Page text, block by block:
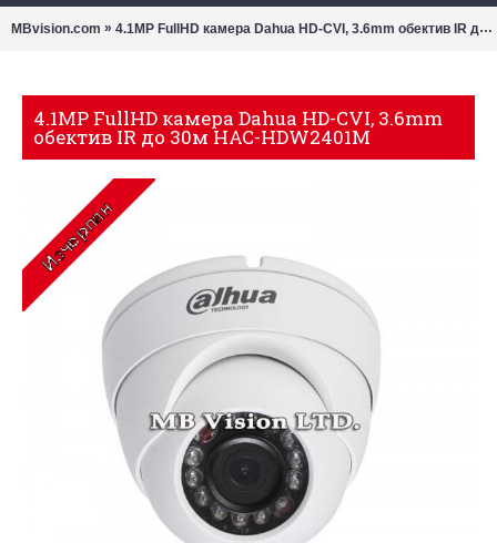
MBvision.com » 4.1MP FullHD камера Dahua HD-CVI, 3.6mm обектив IR до 30м HAC-HDW2401М
4.1MP FullHD камера Dahua HD-CVI, 3.6mm
обектив IR до 30м HAC-HDW2401М